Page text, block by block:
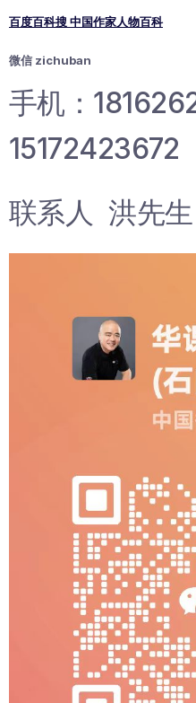
百度百科搜 中国作家人物百科
微信 zichuban
手机：
15172423672
联系人 洪先生